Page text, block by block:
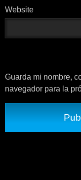
Website
Guarda mi nombre,
navegador para la